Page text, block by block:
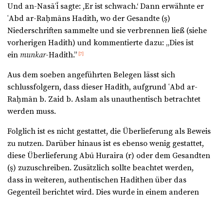
Und an-Nasāʾī sagte: ,Er ist schwach.‘ Dann erwähnte er
ʿAbd ar-Raḥmāns Hadith, wo der Gesandte (ṣ)
Niederschriften sammelte und sie verbrennen ließ (siehe
vorherigen Hadith) und kommentierte dazu: „Dies ist
ein munkar-Hadith.” [7]
Aus dem soeben angeführten Belegen lässt sich
schlussfolgern, dass dieser Hadith, aufgrund ʿAbd ar-
Raḥmān b. Zaid b. Aslam als unauthentisch betrachtet
werden muss.
Folglich ist es nicht gestattet, die Überlieferung als Beweis
zu nutzen. Darüber hinaus ist es ebenso wenig gestattet,
diese Überlieferung Abū Huraira (r) oder dem Gesandten
(ṣ) zuzuschreiben. Zusätzlich sollte beachtet werden,
dass in weiteren, authentischen Hadithen über das
Gegenteil berichtet wird. Dies wurde in einem anderen